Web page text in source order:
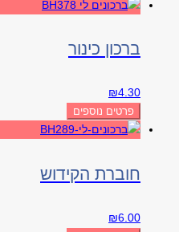
ברכון כינור
₪4.30
פרטים נוספים
חוברת הקידוש
₪6.00